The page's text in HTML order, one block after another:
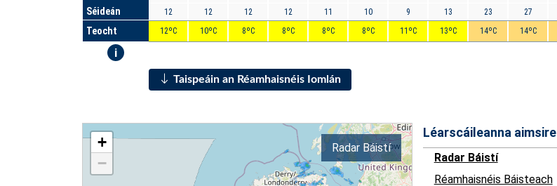
Séideán
Teocht
i
12
12ºC
12
10ºC
12
8ºC
12
8ºC
11
8ºC
10
8ºC
9
11ºC
13
13ºC
23
14ºC
27
14ºC
Taispeáin an Réamhaisnéis Iomlán
+
−
Radar Báistí
Léarscáileanna aimsire
Radar Báistí
Réamhaisnéis Báisteach